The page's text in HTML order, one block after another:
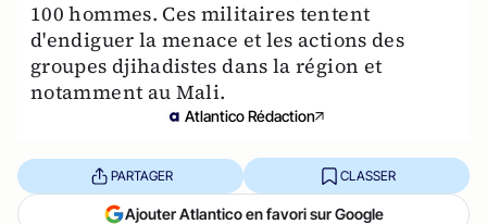
100 hommes. Ces militaires tentent
d'endiguer la menace et les actions des
groupes djihadistes dans la région et
notamment au Mali.
Atlantico Rédaction
PARTAGER CLASSER
Ajouter Atlantico en favori sur Google